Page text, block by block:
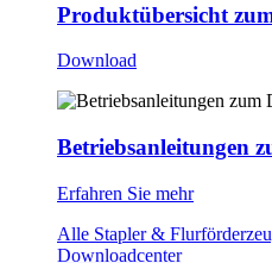
Produktübersicht
Download
Betriebsanleitungen
Erfahren Sie mehr
Alle Stapler &
Downloadcenter